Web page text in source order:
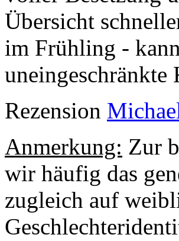
Übersicht
im Frühling -
uneingeschränkte
Rezension
Anmerkung: Zur
wir häufig das
zugleich auf